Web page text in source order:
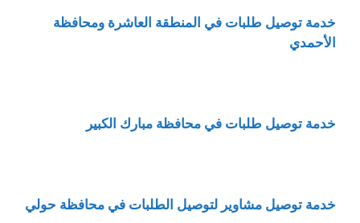
خدمة توصيل طلبات في المنطقة العاشرة ومحافظة
الأحمدي
خدمة توصيل طلبات في محافظة مبارك الكبير
خدمة توصيل مشاوير لتوصيل الطلبات في محافظة حولي